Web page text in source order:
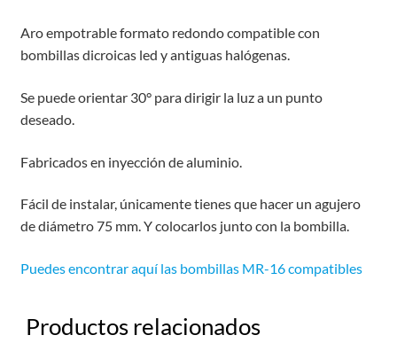
Aro empotrable formato redondo compatible con
bombillas dicroicas led y antiguas halógenas.
Se puede orientar 30° para dirigir la luz a un punto
deseado.
Fabricados en inyección de aluminio.
Fácil de instalar, únicamente tienes que hacer un agujero
de diámetro 75 mm. Y colocarlos junto con la bombilla.
Puedes encontrar aquí las bombillas MR-16 compatibles
Productos relacionados